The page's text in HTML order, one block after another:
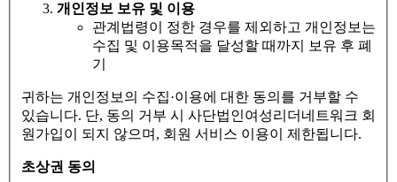
개인정보 보유 및 이용
관계법령이 정한 경우를 제외하고 개인정보는
수집 및 이용목적을 달성할 때까지 보유 후 폐
기
귀하는 개인정보의 수집·이용에 대한 동의를 거부할 수
있습니다. 단, 동의 거부 시 사단법인여성리더네트워크 회
원가입이 되지 않으며, 회원 서비스 이용이 제한됩니다.
초상권 동의